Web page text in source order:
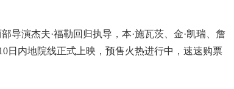
导演杰夫·福勒回归执导，本·施瓦茨、金·凯瑞、詹
日内地院线正式上映，预售火热进行中，速速购票